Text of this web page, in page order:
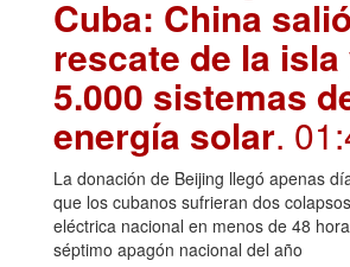
Cuba: China
rescate de la
5.000 sistemas
energía solar.
La donación de Beijing llegó apenas
que los cubanos sufrieran dos
eléctrica nacional en menos de 48
séptimo apagón nacional del año